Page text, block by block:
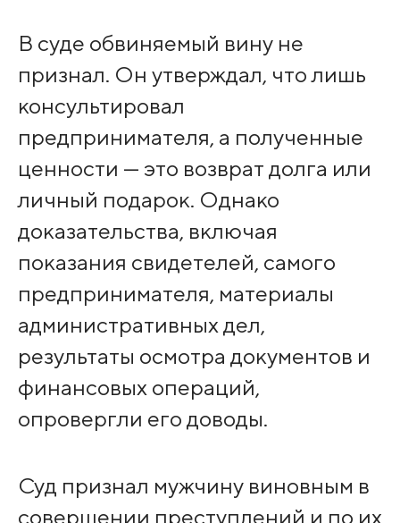
В суде обвиняемый вину не
признал. Он утверждал, что лишь
консультировал
предпринимателя, а полученные
ценности — это возврат долга или
личный подарок. Однако
доказательства, включая
показания свидетелей, самого
предпринимателя, материалы
административных дел,
результаты осмотра документов и
финансовых операций,
опровергли его доводы.
Суд признал мужчину виновным в
совершении преступлений и по их